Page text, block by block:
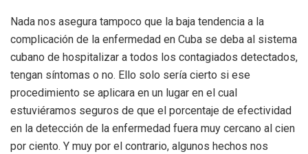
Nada nos asegura tampoco que la baja tendencia a la
complicación de la enfermedad en Cuba se deba al sistema
cubano de hospitalizar a todos los contagiados detectados,
tengan síntomas o no. Ello solo sería cierto si ese
procedimiento se aplicara en un lugar en el cual
estuviéramos seguros de que el porcentaje de efectividad
en la detección de la enfermedad fuera muy cercano al cien
por ciento. Y muy por el contrario, algunos hechos nos